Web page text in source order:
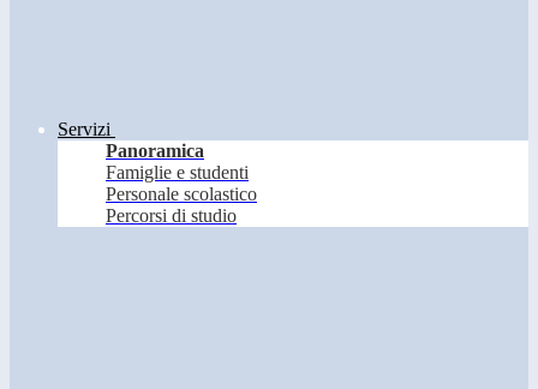
Servizi
Panoramica
Famiglie e studenti
Personale scolastico
Percorsi di studio